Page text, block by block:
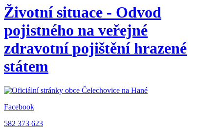
Životní situace - Odvod
pojistného na veřejné
zdravotní pojištění hrazené
státem
Facebook
582 373 623